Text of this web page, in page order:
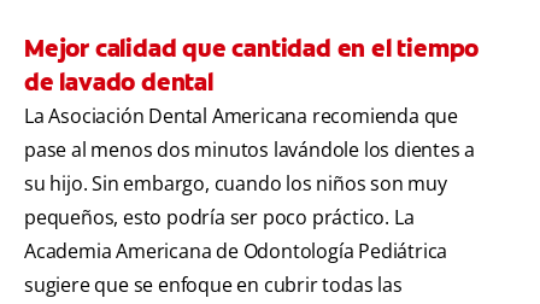
Mejor calidad que cantidad en el tiempo
de lavado dental
La Asociación Dental Americana recomienda que
pase al menos dos minutos lavándole los dientes a
su hijo. Sin embargo, cuando los niños son muy
pequeños, esto podría ser poco práctico. La
Academia Americana de Odontología Pediátrica
sugiere que se enfoque en cubrir todas las